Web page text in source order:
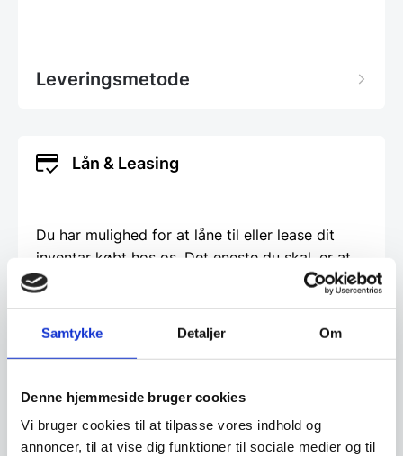
Samtykke Detaljer Om
Denne hjemmeside bruger cookies
Vi bruger cookies til at tilpasse vores indhold og
annoncer, til at vise dig funktioner til sociale medier og til
Leveringsmetode
Lån & Leasing
Du har mulighed for at låne til eller lease dit
inventar købt hos os. Det eneste du skal, er at
gå ind på den del af vores hjemmeside og
bruge dine penge på den daglige drift istedet
for inventar. Det giver dig også mulighed for
drømt om, men som måske er for dyr, hvis du
www.restaurantinventar.dk
har ikke nogen